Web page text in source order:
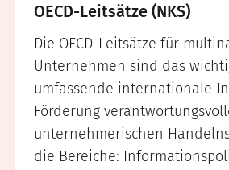
OECD-Leitsätze (NKS)
Die OECD-Leitsätze für
Unternehmen sind das
umfassende internationale
Förderung
unternehmerischen
die Bereiche: